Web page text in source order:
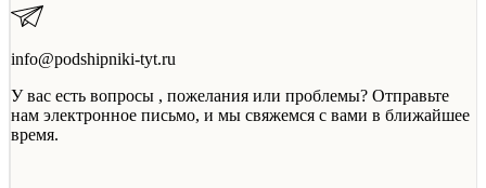
info@podshipniki-tyt.ru
У вас есть вопросы , пожелания или проблемы? Отправьте
нам электронное письмо, и мы свяжемся с вами в ближайшее
время.